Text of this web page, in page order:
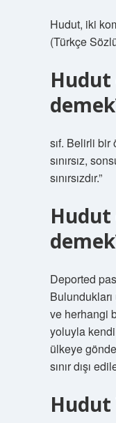
Hudut, iki
(Türkçe
sıf. Belirli bir
sınırsız,
sınırsızdır.”
Hudut
Deported
ve herhangi
yoluyla
ülkeye
sınır dışı
Hudut